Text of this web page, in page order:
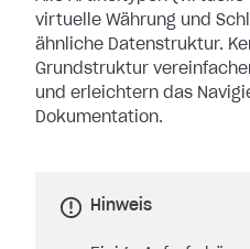
virtuelle Währung und
ähnliche Datenstruktur.
Grundstruktur
und erleichtern das
Dokumentation.
Hinweis